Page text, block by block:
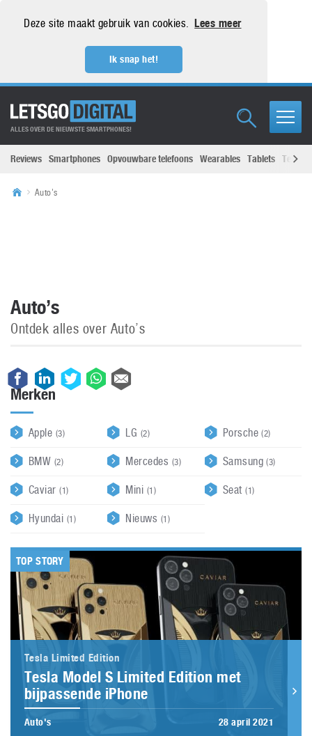
Deze site maakt gebruik van cookies. Lees meer
Ik snap het!
ALLES OVER DE NIEUWSTE SMARTPHONES!
Reviews Smartphones Opvouwbare telefoons Wearables Tablets
Auto's
Auto’s
Ontdek alles over Auto’s
Merken
Apple (3)
BMW (2)
Caviar(1)
Hyundai (1)
LG (2)
Mercedes (3)
Mini (1)
Nieuws (1)
Porsche(2)
Samsung(3)
Seat(1)
TOP STORY
Tesla Limited Edition
Tesla Model S Limited Edition met
bijpassende iPhone
Auto's 28 april 2021